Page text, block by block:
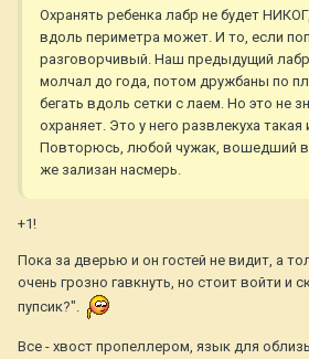
Охранять ребенка лабр не будет
вдоль периметра может. И то, если
разговорчивый. Наш предыдущий
молчал до года, потом дружбаны по
бегать вдоль сетки с лаем. Но это не
охраняет. Это у него развлекуха такая
Повторюсь, любой чужак, вошедший в
же зализан насмерь.
+1!
Пока за дверью и он гостей не видит, а
очень грозно гавкнуть, но стоит войти и
пупсик?".
Все - хвост пропеллером, язык для